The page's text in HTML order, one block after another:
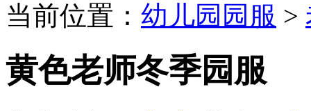
当前位置： 幼儿园园服 >
黄色老师冬季园服